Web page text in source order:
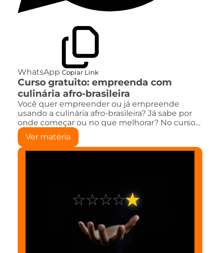
WhatsApp Copiar Link
Curso gratuito: empreenda com
culinária afro-brasileira
Você quer empreender ou já empreende
usando a culinária afro-brasileira? Já sabe por
onde começar ou no que melhorar? No curso…
Ver matéria